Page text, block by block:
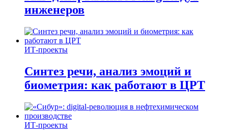
инженеров
ИТ-проекты
Синтез речи, анализ эмоций и
биометрия: как работают в ЦРТ
ИТ-проекты